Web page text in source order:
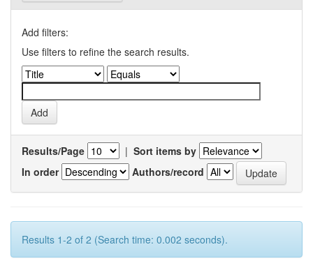
Add filters:
Use filters to refine the search results.
Results/Page | Sort items by
In order
Authors/record
Results 1-2 of 2 (Search time: 0.002 seconds).